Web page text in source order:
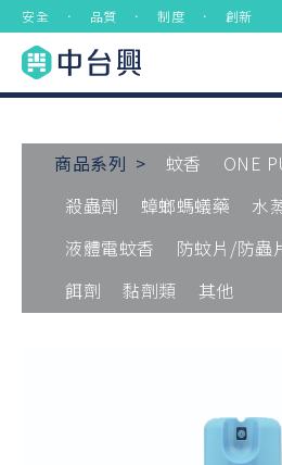
安全 ． 品質 ． 制度 ． 創新
商品系列 > 蚊香
ONE
殺蟲劑
蟑螂螞蟻藥
水
液體電蚊香
防蚊片/防蟲
餌劑
黏劑類 其他